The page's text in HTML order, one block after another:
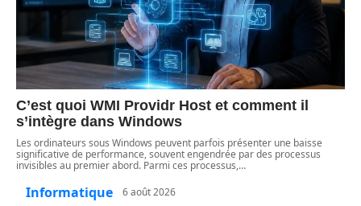
C’est quoi WMI Providr Host et comment il
s’intègre dans Windows
Les ordinateurs sous Windows peuvent parfois présenter une baisse
significative de performance, souvent engendrée par des processus
invisibles au premier abord. Parmi ces processus,…
Informatique 6 août 2026